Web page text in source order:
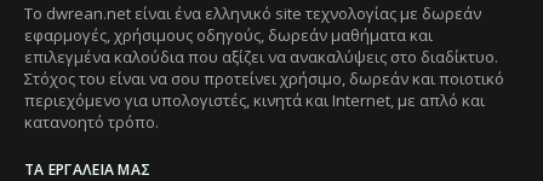
Το dwrean.net είναι ένα ελληνικό site τεχνολογίας με δωρεάν
εφαρμογές, χρήσιμους οδηγούς, δωρεάν μαθήματα και
επιλεγμένα καλούδια που αξίζει να ανακαλύψεις στο διαδίκτυο.
Στόχος του είναι να σου προτείνει χρήσιμο, δωρεάν και ποιοτικό
περιεχόμενο για υπολογιστές, κινητά και Internet, με απλό και
κατανοητό τρόπο.
ΤΑ ΕΡΓΑΛΕΊΑ ΜΑΣ